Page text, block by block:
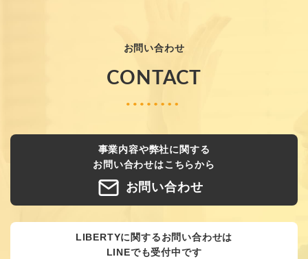
お問い合わせ
CONTACT
事業内容や弊社に関する
お問い合わせはこちらから
お問い合わせ
LIBERTYに関するお問い合わせは
LINEでも受付中です